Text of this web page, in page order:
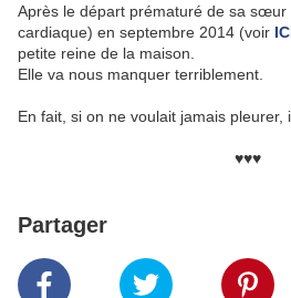
Après le départ prématuré de sa sœur
cardiaque) en septembre 2014 (voir
petite reine de la maison.
Elle va nous manquer terriblement.
En fait, si on ne voulait jamais pleurer,
♥♥♥
Partager